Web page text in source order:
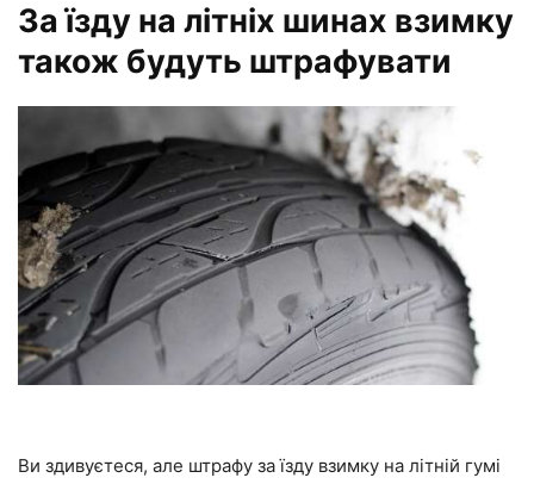
За їзду на літніх шинах взимку
також будуть штрафувати
Ви здивуєтеся, але штрафу за їзду взимку на літній гумі